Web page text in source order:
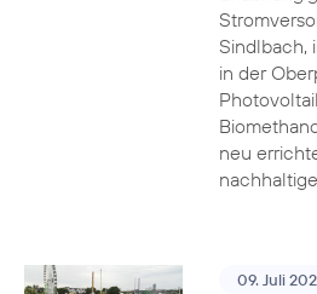
Sindlbach,
in der
neu
09. Juli